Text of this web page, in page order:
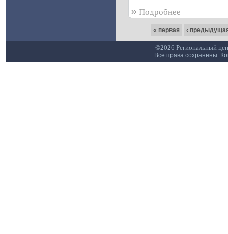
»Подробнее
« первая ‹
©2026 Региональный
Все права сохранены.